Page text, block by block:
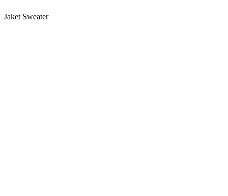
Jaket Sweater